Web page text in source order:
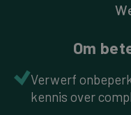
Om
Verwerf
kennis over